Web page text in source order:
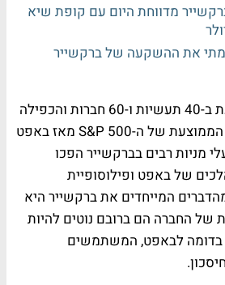
מדווחת היום עם קופת שיא
את ההשקעה של ברקשייר
החברה של באפט נוגעת ב-40 תעשיות ו-60 חברות והכפילה
את התשואה השנתית הממוצעת של ה-S&P 500 מאז באפט
מניות רבים בברקשייר הפכו
של באפט ופילוסופיית
המייחדים את ברקשייר היא
של החברה הם ברובם נוטים להיות
בדומה לבאפט, המשתמשים